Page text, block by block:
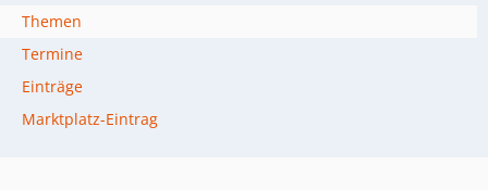
Themen
Termine
Einträge
Marktplatz-Eintrag